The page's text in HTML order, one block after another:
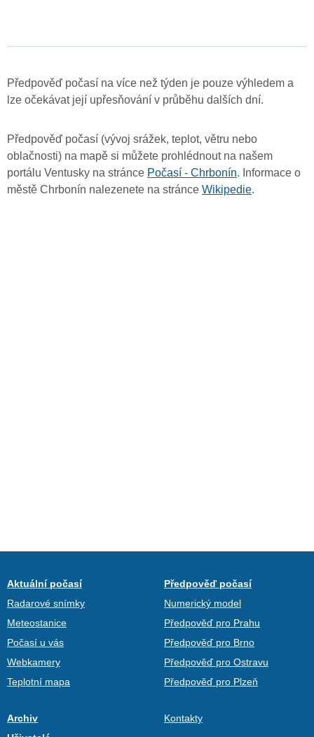
Předpověď počasí na více než týden je pouze výhledem a
lze očekávat její upřesňování v průběhu dalších dní.
Předpověď počasí (vývoj srážek, teplot, větru nebo
oblačnosti) na mapě si můžete prohlédnout na našem
portálu Ventusky na stránce Počasí - Chrbonín. Informace o
městě Chrbonín nalezenete na stránce Wikipedie.
Aktuální počasí
Radarové snímky
Meteostanice
Počasí u vás
Webkamery
Teplotní mapa
Předpověď počasí
Numerický model
Předpověď pro Prahu
Předpověď pro Brno
Předpověď pro Ostravu
Předpověď pro Plzeň
Archiv
Kontakty